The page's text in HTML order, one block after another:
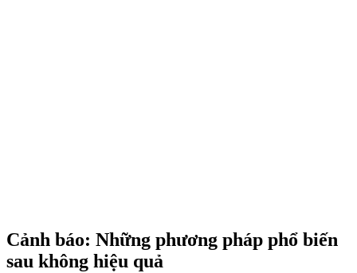
Cảnh báo: Những phương pháp phổ biến
sau không hiệu quả